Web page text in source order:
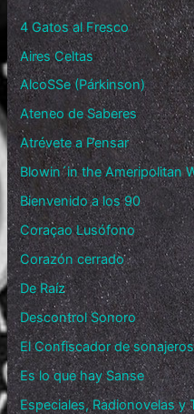
4 Gatos al Fresco
Aires Celtas
AlcoSSe (Párkinson)
Ateneo de Saberes
Atrévete a Pensar
Blowin´in the Ameripolitan
Bienvenido a los 90
Coraçao Lusófono
Corazón cerrado
De Raíz
Descontrol Sonoro
El Confiscador de sonajeros
Es lo que hay Sanse
Especiales, Radionovelas y